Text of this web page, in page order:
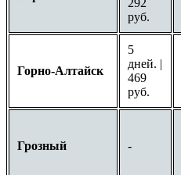
292
руб.
Горно-Алтайск
5
дней. |
469
руб.
Грозный -